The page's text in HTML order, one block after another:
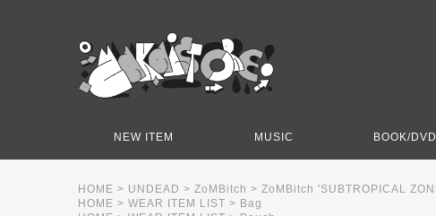
NEW ITEM MUSIC BOOK/DVD
HOME > UNDEAD > ZoMBitch > ZoMBitch 'SUBTROPICAL
HOME > WEAR ITEM LIST > Bag